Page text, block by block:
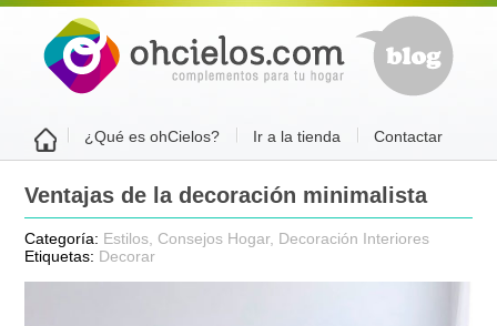
¿Qué es ohCielos? Ir a la tienda Contactar
Ventajas de la decoración minimalista
Categoría: Estilos Consejos Hogar, Decoración Interiores
Etiquetas: Decorar